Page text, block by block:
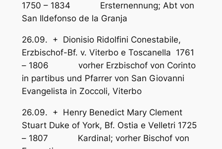
1750 – 1834 Ersternennung; Abt von
San Ildefonso de la Granja
26.09. + Dionisio Ridolfini Conestabile,
Erzbischof-Bf. v. Viterbo e Toscanella 1761
– 1806 vorher Erzbischof von Corinto
in partibus und Pfarrer von San Giovanni
Evangelista in Zoccoli, Viterbo
26.09. + Henry Benedict Mary Clement
Stuart Duke of York, Bf. Ostia e Velletri 1725
– 1807 Kardinal; vorher Bischof von